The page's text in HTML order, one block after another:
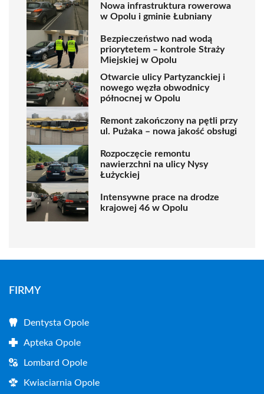
Nowa infrastruktura rowerowa
w Opolu i gminie Łubniany
Bezpieczeństwo nad wodą
priorytetem – kontrole Straży
Miejskiej w Opolu
Otwarcie ulicy Partyzanckiej i
nowego węzła obwodnicy
północnej w Opolu
Remont zakończony na pętli przy
ul. Pużaka – nowa jakość obsługi
Rozpoczęcie remontu
nawierzchni na ulicy Nysy
Łużyckiej
Intensywne prace na drodze
krajowej 46 w Opolu
FIRMY
Dentysta Opole
Apteka Opole
Lombard Opole
Kwiaciarnia Opole